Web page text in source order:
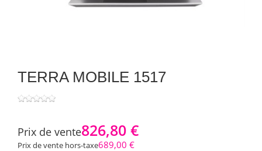
TERRA MOBILE 1517
Prix ​​de vente826,80 €
Prix de vente hors-taxe689,00 €